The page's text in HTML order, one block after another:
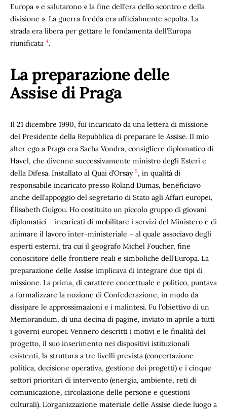
Europa » e salutarono « la fine dell’era dello scontro e della
divisione ». La guerra fredda era ufficialmente sepolta. La
strada era libera per gettare le fondamenta dell’Europa
riunificata 4.
La preparazione delle
Assise di Praga
Il 21 dicembre 1990, fui incaricato da una lettera di missione
del Presidente della Repubblica di preparare le Assise. Il mio
alter ego a Praga era Sacha Vondra, consigliere diplomatico di
Havel, che divenne successivamente ministro degli Esteri e
della Difesa. Installato al Quai d’Orsay 5, in qualità di
responsabile incaricato presso Roland Dumas, beneficiavo
anche dell’appoggio del segretario di Stato agli Affari europei,
Élisabeth Guigou. Ho costituito un piccolo gruppo di giovani
diplomatici – incaricati di mobilitare i servizi del Ministero e di
animare il lavoro inter-ministeriale – al quale associavo degli
esperti esterni, tra cui il geografo Michel Foucher, fine
conoscitore delle frontiere reali e simboliche dell’Europa. La
preparazione delle Assise implicava di integrare due tipi di
missione. La prima, di carattere concettuale e politico, puntava
a formalizzare la nozione di Confederazione, in modo da
dissipare le approssimazioni e i malintesi. Fu l’obiettivo di un
Memorandum, di una decina di pagine, inviato in aprile a tutti
i governi europei. Vennero descritti i motivi e le finalità del
progetto, il suo inserimento nei dispositivi istituzionali
esistenti, la struttura a tre livelli prevista (concertazione
politica, decisione operativa, gestione dei progetti) e i cinque
settori prioritari di intervento (energia, ambiente, reti di
comunicazione, circolazione delle persone e questioni
culturali). L’organizzazione materiale delle Assise diede luogo a